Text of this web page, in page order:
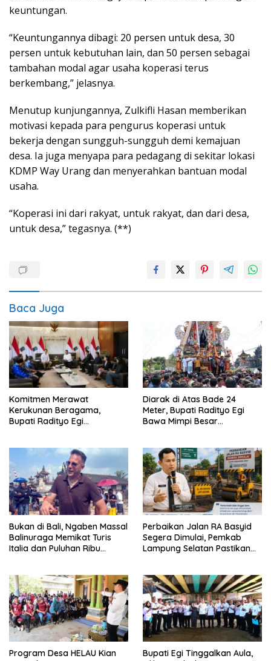
keuntungan.
“Keuntungannya dibagi: 20 persen untuk desa, 30
persen untuk kebutuhan lain, dan 50 persen sebagai
tambahan modal agar usaha koperasi terus
berkembang,” jelasnya.
Menutup kunjungannya, Zulkifli Hasan memberikan
motivasi kepada para pengurus koperasi untuk
bekerja dengan sungguh-sungguh demi kemajuan
desa. Ia juga menyapa para pedagang di sekitar lokasi
KDMP Way Urang dan menyerahkan bantuan modal
usaha.
“Koperasi ini dari rakyat, untuk rakyat, dan dari desa,
untuk desa,” tegasnya. (**)
Baca Juga
Komitmen Merawat
Kerukunan Beragama,
Bupati Radityo Egi
Lampung
Diarak di Atas Bade 24
Meter, Bupati Radityo Egi
Bawa Mimpi Besar
Bukan di Bali, Ngaben Massal
Balinuraga Memikat Turis
Italia dan Puluhan Ribu
Perbaikan Jalan RA Basyid
Segera Dimulai, Pemkab
Lampung Selatan Pastikan
Program Desa HELAU Kian
Bupati Egi Tinggalkan Aula,